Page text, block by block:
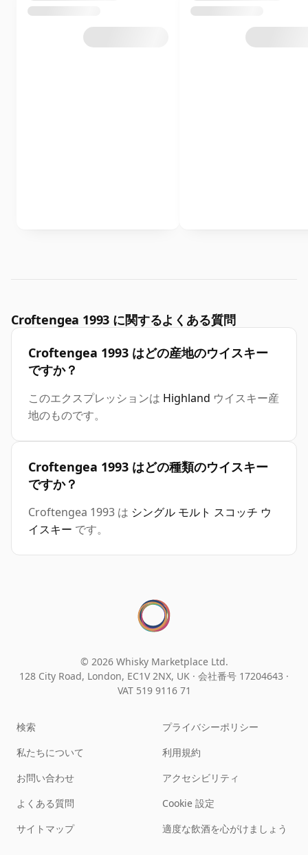
Croftengea 1993 に関するよくある質問
Croftengea 1993 はどの産地のウイスキー
ですか？
このエクスプレッションは Highland ウイスキー産
地のものです。
Croftengea 1993 はどの種類のウイスキー
ですか？
Croftengea 1993 は シングル モルト スコッチ ウ
イスキー です。
© 2026 Whisky Marketplace Ltd.
128 City Road, London, EC1V 2NX, UK · 会社番号 17204643 ·
VAT 519 9116 71
検索
私たちについて
お問い合わせ
よくある質問
サイトマップ
プライバシーポリシー
利用規約
アクセシビリティ
Cookie 設定
適度な飲酒を心がけましょう